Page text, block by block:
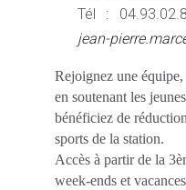
Tél :
jean-
Rejoignez une
en soutenant les
bénéficiez de
sports de la station.
Accès à partir de la
week-ends et